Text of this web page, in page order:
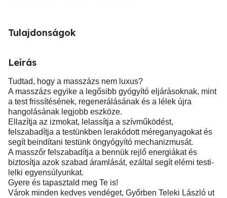
Tulajdonságok
Leírás
Tudtad, hogy a masszázs nem luxus?
A masszázs egyike a legősibb gyógyító eljárásoknak, mint
a test frissítésének, regenerálásának és a lélek újra
hangolásának legjobb eszköze.
Ellazítja az izmokat, lelassítja a szívműködést,
felszabadítja a testünkben lerakódott méreganyagokat és
segít beindítani testünk öngyógyító mechanizmusát.
A masszőr felszabadítja a bennük rejlő energiákat és
biztosítja azok szabad áramlását, ezáltal segít elérni testi-
lelki egyensúlyunkat.
Gyere és tapasztald meg Te is!
Várok minden kedves vendéget, Győrben Teleki László ut